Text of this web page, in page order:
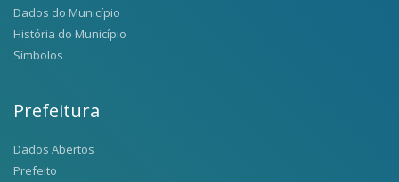
Dados do Município
História do Município
Símbolos
Prefeitura
Dados Abertos
Prefeito